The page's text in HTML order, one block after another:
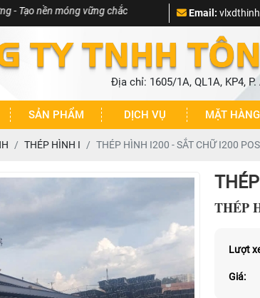
vững chắc Email:
TY TNHH
Địa chỉ: 1605/1A, QL1A, KP4,
SẢN PHẨM DỊCH VỤ MẶT
THÉP HÌNH I THÉP HÌNH I200 - SẮT CHỮ I200
THÉP
Lượt
Giá: